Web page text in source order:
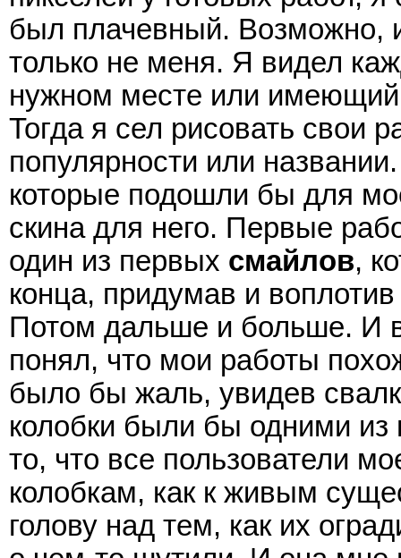
был плачевный. Возможно, и
только не меня. Я видел
нужном месте или имеющий
Тогда я сел рисовать свои
популярности или
которые подошли бы для
скина для него. Первые
один из первых смайлов,
конца, придумав и
Потом дальше и больше. И
понял, что мои работы
было бы жаль, увидев
колобки были бы одними из
то, что все пользователи
колобкам, как к живым
голову над тем, как их